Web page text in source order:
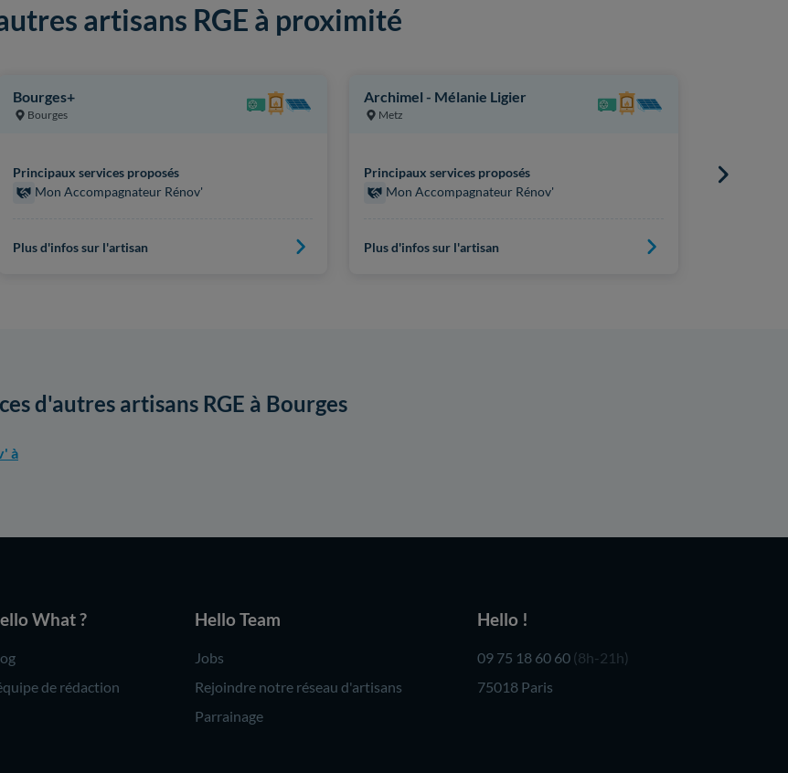
artisans RGE à proximité
Bourges+
Bourges
Principaux services proposés
Mon Accompagnateur Rénov'
Plus d'infos sur l'artisan
Archimel - Mélanie Ligier
Metz
Principaux services proposés
Mon Accompagnateur Rénov'
Plus d'infos sur l'artisan
Principaux
d'autres artisans RGE à Bourges
à
What ?
de rédaction
Hello Team
Jobs
Rejoindre notre réseau d'artisans
Parrainage
Hello !
09 75 18 60 60 (8h-21h)
75018 Paris